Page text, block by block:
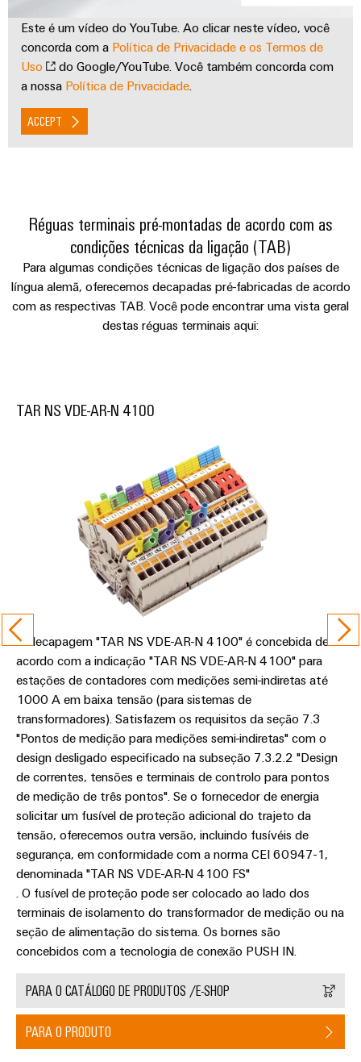
Este é um vídeo do YouTube. Ao clicar neste vídeo, você
concorda com a Política de Privacidade e os Termos de
Uso
do Google/YouTube. Você também concorda com
a nossa Política de Privacidade.
ACCEPT
Réguas terminais pré-montadas de acordo com as
condições técnicas da ligação (TAB)
Para algumas condições técnicas de ligação dos países de
língua alemã, oferecemos decapadas pré-fabricadas de acordo
com as respectivas TAB. Você pode encontrar uma vista geral
destas réguas terminais aqui:
TAR NS VDE-AR-N 4100
A decapagem "TAR NS VDE-AR-N 4100" é concebida de
acordo com a indicação "TAR NS VDE-AR-N 4100" para
estações de contadores com medições semi-indiretas até
1000 A em baixa tensão (para sistemas de
transformadores). Satisfazem os requisitos da seção 7.3
"Pontos de medição para medições semi-indiretas" com o
design desligado especificado na subseção 7.3.2.2 "Design
de correntes, tensões e terminais de controlo para pontos
de medição de três pontos". Se o fornecedor de energia
solicitar um fusível de proteção adicional do trajeto da
tensão, oferecemos outra versão, incluindo fusívéis de
segurança, em conformidade com a norma CEI 60947-1,
denominada "TAR NS VDE-AR-N 4100 FS"
. O fusível de proteção pode ser colocado ao lado dos
terminais de isolamento do transformador de medição ou na
seção de alimentação do sistema. Os bornes são
concebidos com a tecnologia de conexão PUSH IN.
PARA O CATÁLOGO DE PRODUTOS /E-SHOP
PARA O PRODUTO